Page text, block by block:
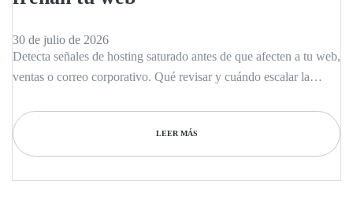
30 de julio de 2026
Detecta señales de hosting saturado antes de que afecten a tu web,
ventas o correo corporativo. Qué revisar y cuándo escalar la
LEER MÁS